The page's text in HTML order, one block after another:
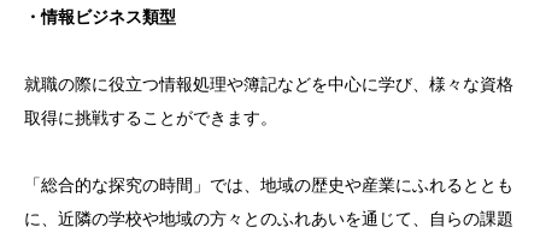
・情報ビジネス類型
就職の際に役立つ情報処理や簿記などを中心に学び、様々な資格
取得に挑戦することができます。
「総合的な探究の時間」では、地域の歴史や産業にふれるととも
に、近隣の学校や地域の方々とのふれあいを通じて、自らの課題